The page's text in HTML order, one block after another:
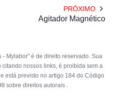
PRÓXIMO
Agitador Magnético
Mylabor" é de direito reservado. Sua
nossos links, é proibida sem a
está previsto no artigo 184 do Código
sobre direitos autorais .